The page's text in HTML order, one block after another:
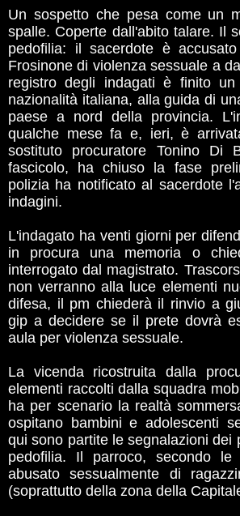
Un sospetto che pesa come un
spalle. Coperte dall'abito talare. Il
pedofilia: il sacerdote è
Frosinone di violenza sessuale a
registro degli indagati è finito
nazionalità italiana, alla guida di
paese a nord della provincia.
qualche mese fa e, ieri, è
sostituto procuratore Tonino Di
fascicolo, ha chiuso la fase
polizia ha notificato al sacerdote
indagini.
L'indagato ha venti giorni per
in procura una memoria o
interrogato dal magistrato.
non verranno alla luce elementi
difesa, il pm chiederà il rinvio a
gip a decidere se il prete dovrà
aula per violenza sessuale.
La vicenda ricostruita dalla
elementi raccolti dalla squadra
ha per scenario la realtà
ospitano bambini e adolescenti
qui sono partite le segnalazioni dei
pedofilia. Il parroco, secondo le
abusato sessualmente di
(soprattutto della zona della